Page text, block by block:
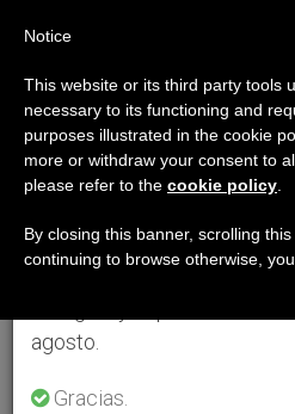
Aviso importante
Del 27 de julio al 7 de
anual, aprovechando que en
se generan menos
agosto.
Gracias.
Notice
This website or its third party tools
necessary to its functioning and
purposes illustrated in the cookie
more or withdraw your consent to
please refer to the cookie policy
By closing this banner, scrolling
continuing to browse otherwise,